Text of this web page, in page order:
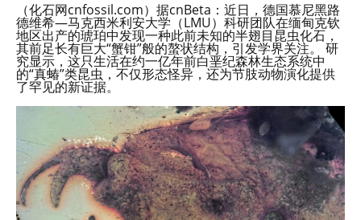
（化石网cnfossil.com）据cnBeta：近日，德国慕尼黑路
德维希—马克西米利安大学（LMU）科研团队在缅甸克钦
地区出产的琥珀中发现一种此前未知的半翅目昆虫化石，
其前足长有巨大“蟹钳”般的螯状结构，引发学界关注。 研
究显示，这只生活在约一亿年前白垩纪森林生态系统中
的“真蝽”类昆虫，不仅形态怪异，还为节肢动物演化提供
了罕见的新证据。